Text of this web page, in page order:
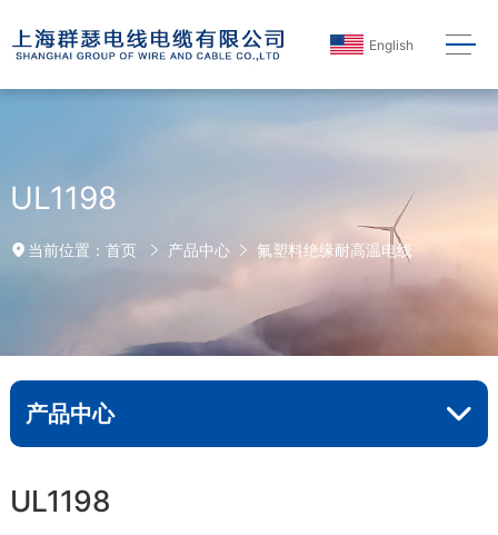
English
UL1198
当前位置： 首页 产品中心 氟塑料绝缘耐高温电线
产品中心
UL1198